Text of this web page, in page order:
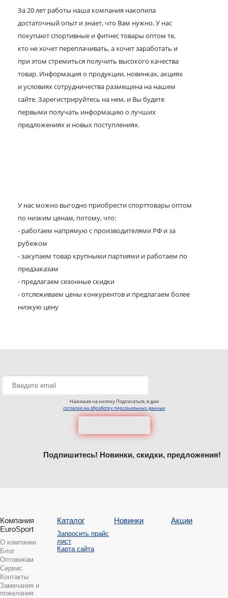
За 20 лет работы наша компания накопила
достаточный опыт и знает, что Вам нужно. У нас
покупают спортивные и фитнес товары оптом те,
кто не хочет переплачивать, а хочет заработать и
при этом стремиться получить высокого качества
товар. Информация о продукции, новинках, акциях
и условиях сотрудничества размещена на нашем
сайте. Зарегистрируйтесь на нем, и Вы будете
первыми получать информацию о лучших
предложениях и новых поступлениях.
У нас можно выгодно приобрести спорттовары оптом
по низким ценам, потому, что:
- работаем напрямую с производителями РФ и за
рубежом
- закупаем товар крупными партиями и работаем по
предзаказам
- предлагаем сезонные скидки
- отслеживаем цены конкурентов и предлагаем более
низкую цену
Нажимая на кнопку Подписаться, я даю
согласие на обработку персональных данных
Подпишитесь! Новинки, скидки, предложения!
Компания
EuroSport
О компании
Блог
Оптовикам
Сервис
Контакты
Замечания и
пожелания
Каталог
Запросить прайс
лист
Карта сайта
Новинки Акции